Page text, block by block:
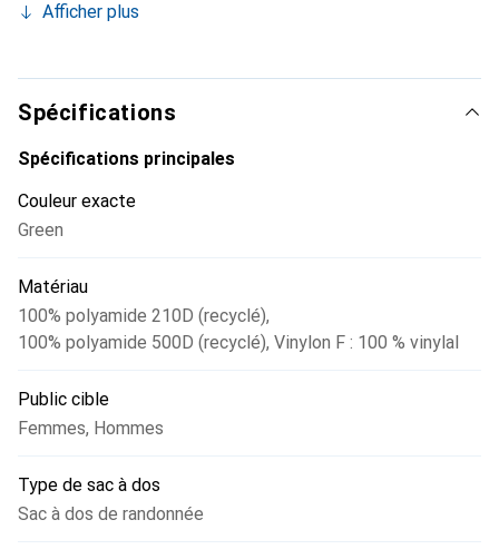
facile de votre équipement. Le système de dos rembourré
port optimal et une grande stabilité. De nombreuses
sangles de compression, des boucles de fixation et des
poches pour bouteilles d'eau complètent le design
fonctionnel de ce sac à dos, qui ravira aussi bien les
plein air.
Afficher plus
Spécifications
Spécifications principales
Couleur exacte
Green
Matériau
100% polyamide 210D (recyclé),
100% polyamide 500D (recyclé), Vinylon F : 100 % vinylal
Public cible
Femmes, Hommes
Type de sac à dos
Sac à dos de randonnée